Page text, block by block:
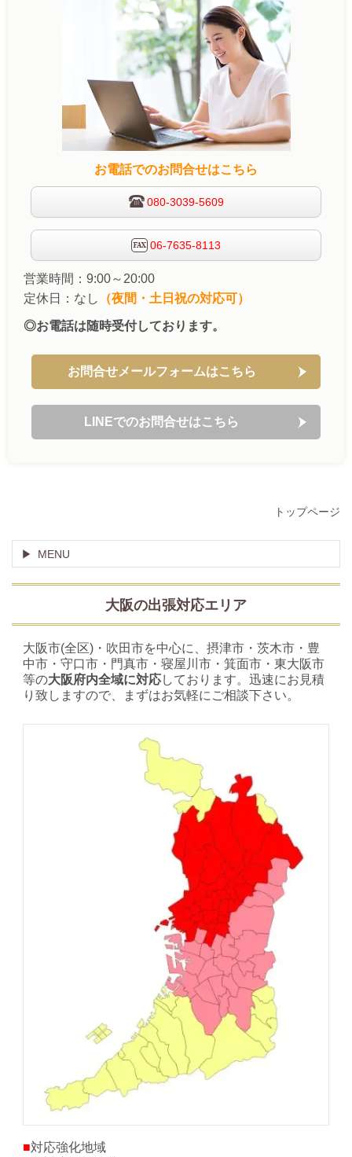
お電話でのお問合せはこちら
080-3039-5609
06-7635-8113
営業時間：9:00～20:00
定休日：なし
（夜間・土日祝の対応可）
◎お電話は随時受付しております。
お問合せメールフォームはこちら
LINEでのお問合せはこちら
トップページ
MENU
大阪の出張対応エリア
大阪市(全区)・吹田市を中心に、摂津市・茨木市・豊
中市・守口市・門真市・寝屋川市・箕面市・東大阪市
等の大阪府内全域に対応しております。迅速にお見積
り致しますので、まずはお気軽にご相談下さい。
■対応強化地域